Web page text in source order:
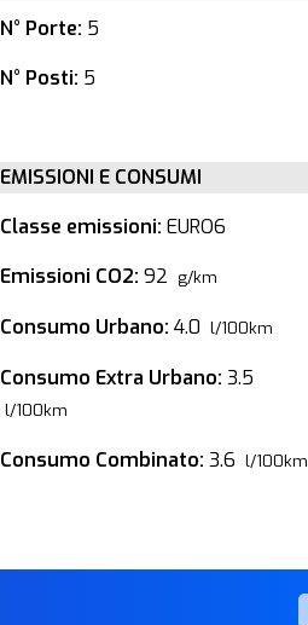
N° Porte: 5
N° Posti: 5
EMISSIONI E CONSUMI
Classe emissioni: EURO6
Emissioni CO2: 92 g/km
Consumo Urbano: 4.0 l/100km
Consumo Extra Urbano: 3.5
l/100km
Consumo Combinato: 3.6 l/100km